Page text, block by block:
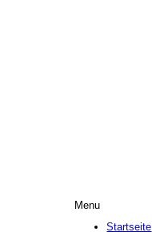
Menu
Startseite